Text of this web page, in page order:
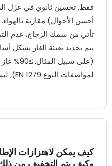
أحسن الأحوال) مقارنة بالهواء.
تأتي من سمك الزجاج, عدم
يتم تحديد تعبئة الغاز بشكل
(على سبيل
لمواصفات النوع EN 1279), ليس رفعًا صوتيًا كبيرًا.
كيف يمكن لاهتزازات